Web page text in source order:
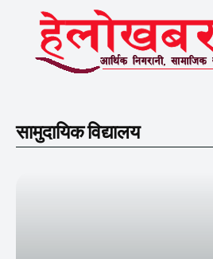
सामुदायिक विद्यालय